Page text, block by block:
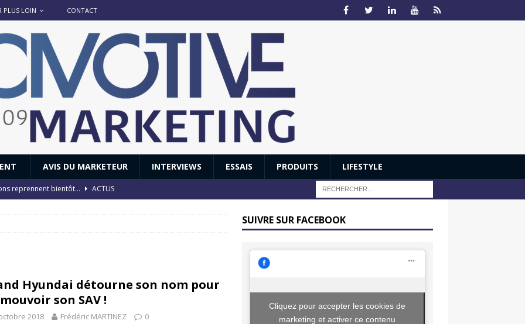
PLUS LOIN CONTACT
AVIS DU MARKETEUR INTERVIEWS ESSAIS PRODUITS LIFESTYLE
reprennent bientôt…
ACTUS
: Honda dévoile un spot publicitaire… confiné! ACTUS
Hyundai détourne son nom pour
son SAV !
2018 Frédéric MARTINEZ 0
SUIVRE SUR FACEBOOK
Cliquez pour accepter les cookies de
marketing et activer ce contenu